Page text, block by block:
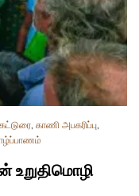
கட்டுரை, காணி அபகரிப்பு,
உறுதிமொழி